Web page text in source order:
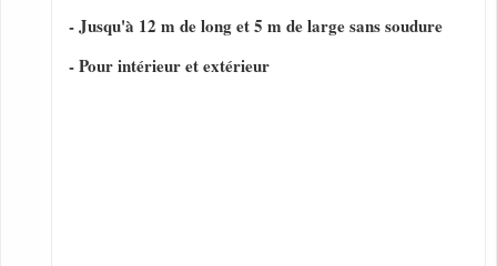
- Jusqu'à 12 m de long et 5 m de large sans soudure
- Pour intérieur et extérieur